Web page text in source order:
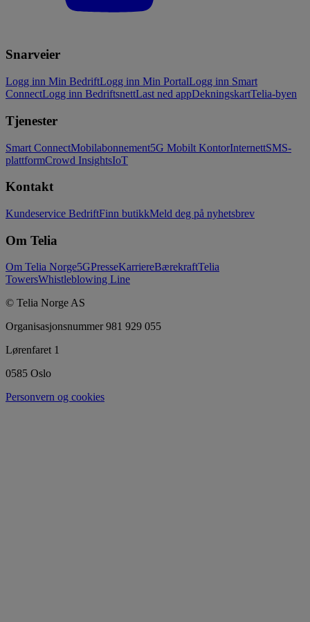
Snarveier
Logg inn Min BedriftLogg inn Min PortalLogg inn Smart
ConnectLogg inn BedriftsnettLast ned appDekningskartTelia-byen
Tjenester
Smart ConnectMobilabonnement5G Mobilt KontorInternettSMS-
plattformCrowd InsightsIoT
Kontakt
Kundeservice BedriftFinn butikkMeld deg på nyhetsbrev
Om Telia
Om Telia Norge5GPresseKarriereBærekraftTelia
TowersWhistleblowing Line
© Telia Norge AS
Organisasjonsnummer 981 929 055
Lørenfaret 1
0585 Oslo
Personvern og cookies